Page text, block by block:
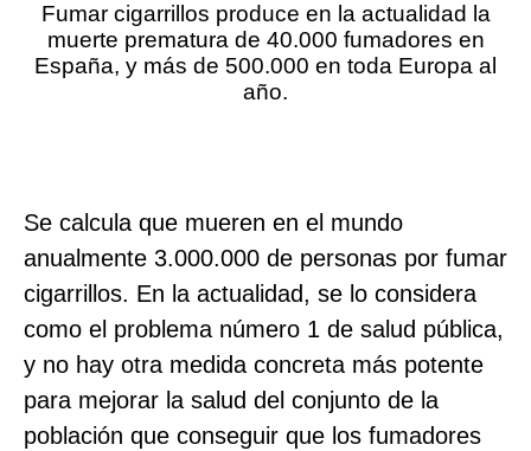
Fumar cigarrillos produce en la actualidad la
muerte prematura de 40.000 fumadores en
España, y más de 500.000 en toda Europa al
año.
Se calcula que mueren en el mundo
anualmente 3.000.000 de personas por fumar
cigarrillos. En la actualidad, se lo considera
como el problema número 1 de salud pública,
y no hay otra medida concreta más potente
para mejorar la salud del conjunto de la
población que conseguir que los fumadores